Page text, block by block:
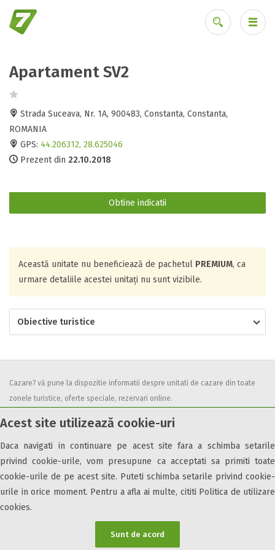
Acest site utilizează cookie-uri
Daca navigati in continuare pe acest site fara a schimba setarile
privind cookie-urile, vom presupune ca acceptati sa primiti toate
cookie-urile de pe acest site. Puteti schimba setarile privind cookie-
urile in orice moment. Pentru a afla ai multe, cititi Politica de utilizare
cookies.
Sunt de acord
Apartament SV2
Strada Suceava, Nr. 1A, 900483, Constanta, Constanta,
ROMANIA
GPS: 44.206312, 28.625046
Prezent din 22.10.2018
Obtine indicatii
Această unitate nu beneficiează de pachetul PREMIUM, ca
urmare detaliile acestei unitați nu sunt vizibile.
Obiective turistice
Cazare7 vă pune la dispozitie informatii despre unitati de cazare din toate
zonele turistice, oferte speciale, rezervari online.
condițiile de utilizare.
Informații utile Parteneri Cazare7